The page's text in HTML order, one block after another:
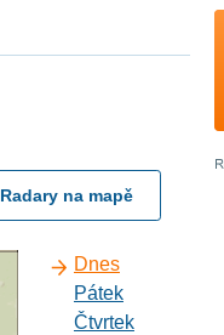
Radary na mapě
Dnes
Pátek
Čtvrtek